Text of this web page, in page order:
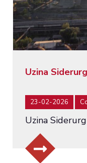
Uzina
23-02-2026